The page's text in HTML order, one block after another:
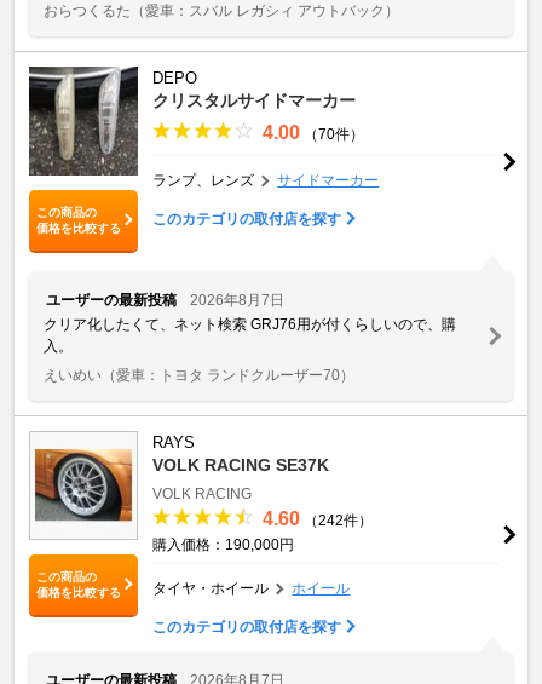
おらつくるた （愛車：スバル レガシィ アウトバック）
この商品の
価格を比較する
DEPO
クリスタルサイドマーカー
4.00 （70件）
ランプ、レンズ サイドマーカー
このカテゴリの取付店を探す
ユーザーの最新投稿
2026年8月7日
クリア化したくて、ネット検索 GRJ76用が付くらしいので、購
入。
えいめい （愛車：トヨタ ランドクルーザー70）
この商品の
価格を比較する
RAYS
VOLK RACING SE37K
VOLK RACING
4.60
（242件）
購入価格：190,000円
タイヤ・ホイール ホイール
このカテゴリの取付店を探す
ユーザーの最新投稿 2026年8月7日